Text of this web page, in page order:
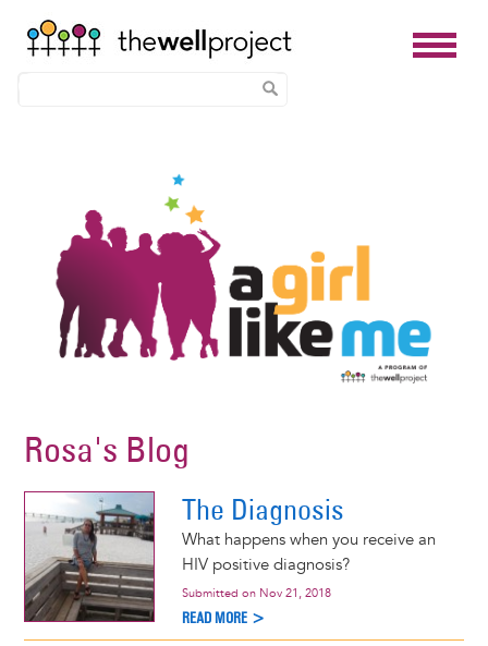
Rosa's Blog
The Diagnosis
What happens when you receive an
HIV positive diagnosis?
Submitted on Nov 21, 2018
READ MORE >